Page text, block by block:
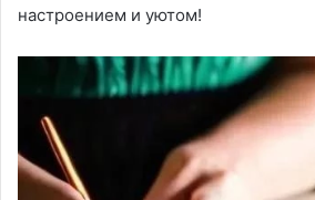
настроением и уютом!